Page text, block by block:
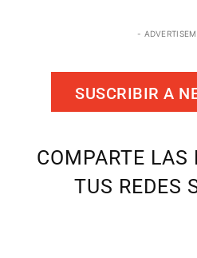
-
SUSCRIBIR A
COMPARTE LAS
TUS REDES